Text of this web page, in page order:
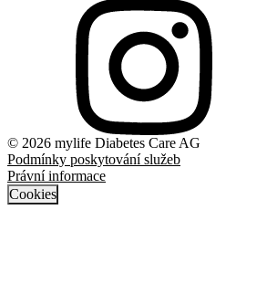
© 2026 mylife Diabetes Care AG
Podmínky poskytování služeb
Právní informace
Cookies